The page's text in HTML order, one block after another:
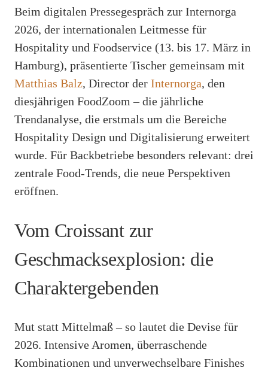
Beim digitalen Pressegespräch zur Internorga
2026, der internationalen Leitmesse für
Hospitality und Foodservice (13. bis 17. März in
Hamburg), präsentierte Tischer gemeinsam mit
Matthias Balz, Director der Internorga, den
diesjährigen FoodZoom – die jährliche
Trendanalyse, die erstmals um die Bereiche
Hospitality Design und Digitalisierung erweitert
wurde. Für Backbetriebe besonders relevant: drei
zentrale Food-Trends, die neue Perspektiven
eröffnen.
Vom Croissant zur
Geschmacksexplosion: die
Charaktergebenden
Mut statt Mittelmaß – so lautet die Devise für
2026. Intensive Aromen, überraschende
Kombinationen und unverwechselbare Finishes